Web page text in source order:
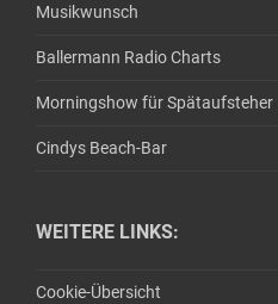
Musikwunsch
Ballermann Radio Charts
Morningshow für Spätaufsteher
Cindys Beach-Bar
WEITERE LINKS:
Cookie-Übersicht